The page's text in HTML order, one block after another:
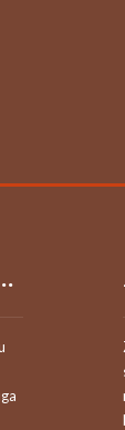
Ubezpieczeniowa